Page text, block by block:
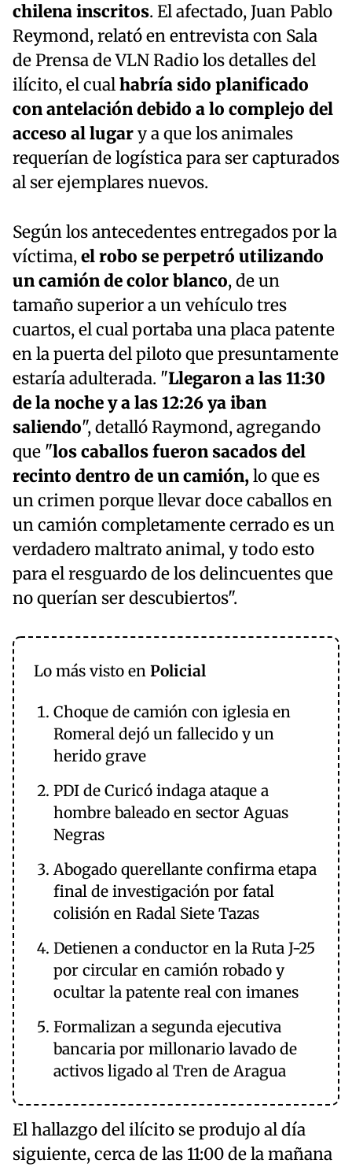
chilena inscritos. El afectado, Juan Pablo
Reymond, relató en entrevista con Sala
de Prensa de VLN Radio los detalles del
ilícito, el cualhabría sido planificado
con antelación debido a lo complejo del
acceso al lugary a que los animales
requerían de logística para ser capturados
al ser ejemplares nuevos.
Según los antecedentes entregados por la
víctima,el robo se perpetró utilizando
un camión de color blanco, de un
tamaño superior a un vehículo tres
cuartos, el cual portaba una placa patente
en la puerta del piloto que presuntamente
estaría adulterada. "Llegaron a las 11:30
de la noche y a las 12:26 ya iban
saliendo", detalló Raymond, agregando
que "los caballos fueron sacados del
recinto dentro de un camión,lo que es
un crimen porque llevar doce caballos en
un camión completamente cerrado es un
verdadero maltrato animal, y todo esto
para el resguardo de los delincuentes que
no querían ser descubiertos".
Lo más visto en Policial
Choque de camión con iglesia en
Romeral dejó un fallecido y un
herido grave
PDI de Curicó indaga ataque a
hombre baleado en sector Aguas
Negras
Abogado querellante confirma etapa
final de investigación por fatal
colisión en Radal Siete Tazas
Detienen a conductor en la Ruta J-25
por circular en camión robado y
ocultar la patente real con imanes
Formalizan a segunda ejecutiva
bancaria por millonario lavado de
activos ligado al Tren de Aragua
El hallazgo del ilícito se produjo al día
siguiente, cerca de las 11:00 de la mañana